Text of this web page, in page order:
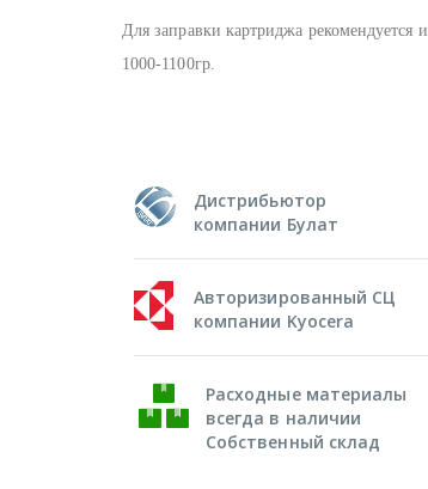
Для заправки картриджа рекомендуется
1000-1100гр.
Дистрибьютор
компании Булат
Авторизированный СЦ
компании Kyocera
Расходные материалы
всегда в наличии
Собственный склад